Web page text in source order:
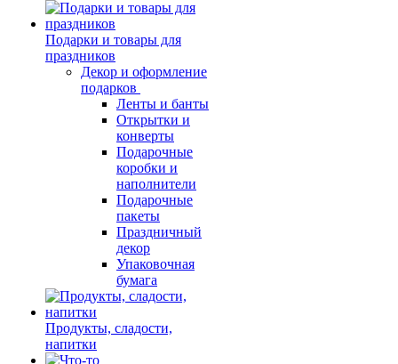
Подарки и товары для
праздников
Декор и оформление
подарков
Ленты и банты
Открытки и
конверты
Подарочные
коробки и
наполнители
Подарочные
пакеты
Праздничный
декор
Упаковочная
бумага
Продукты, сладости,
напитки